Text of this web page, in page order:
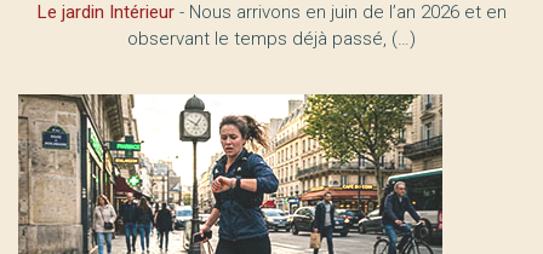
Le jardin Intérieur- Nous arrivons en juin de l’an 2026 et en
observant le temps déjà passé, (…)